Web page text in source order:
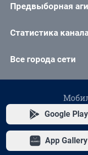
Предвыборная
Статистика
Все города сети
Google Play
App Gallery